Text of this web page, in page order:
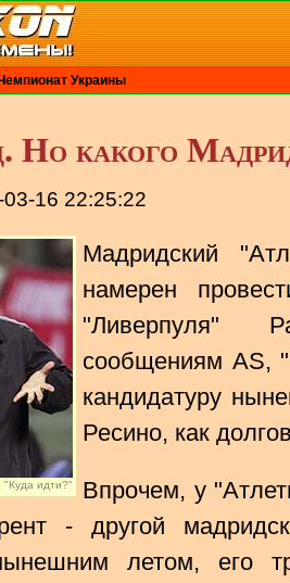
Украины
Но какого
16 22:25:22
"Куда идти?"
Мадридский
намерен
"Ливерпуля"
сообщениям AS,
кандидатуру
Ресино, как
Впрочем, у
- другой
летом, его